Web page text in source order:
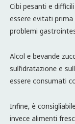
Cibi pesanti e
essere evitati
problemi
Alcol e bevande
sull’idratazione e
essere consumati
Infine, è
invece alimenti